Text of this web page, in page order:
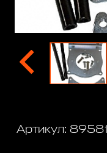
Артикул: 89581